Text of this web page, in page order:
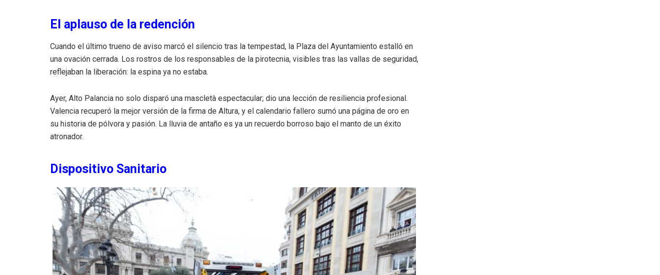
El aplauso de la redención
Cuando el último trueno de aviso marcó el silencio tras la tempestad, la Plaza del Ayuntamiento estalló en
una ovación cerrada. Los rostros de los responsables de la pirotecnia, visibles tras las vallas de seguridad,
reflejaban la liberación: la espina ya no estaba.
Ayer, Alto Palancia no solo disparó una mascletà espectacular; dio una lección de resiliencia profesional.
Valencia recuperó la mejor versión de la firma de Altura, y el calendario fallero sumó una página de oro en
su historia de pólvora y pasión. La lluvia de antaño es ya un recuerdo borroso bajo el manto de un éxito
atronador.
Dispositivo Sanitario